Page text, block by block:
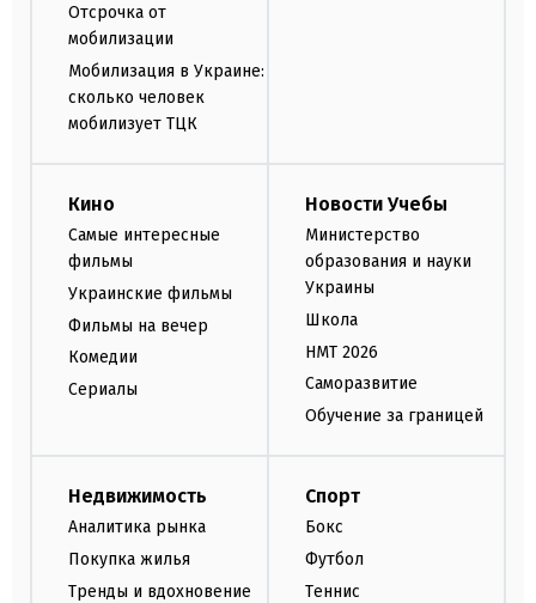
Отсрочка от
мобилизации
Мобилизация в Украине:
сколько человек
мобилизует ТЦК
Кино
Самые интересные
фильмы
Украинские фильмы
Фильмы на вечер
Комедии
Сериалы
Новости Учебы
Министерство
образования и науки
Украины
Школа
НМТ 2026
Саморазвитие
Обучение за границей
Недвижимость
Аналитика рынка
Покупка жилья
Тренды и вдохновение
Спорт
Бокс
Футбол
Теннис